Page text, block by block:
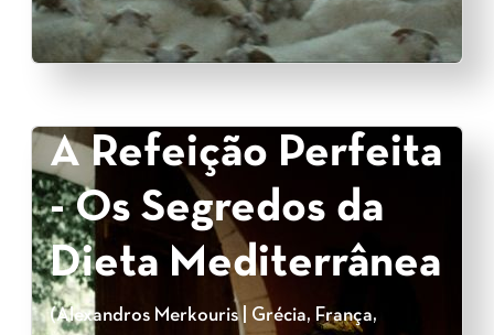
A Refeição Perfeita
- Os Segredos da
Dieta Mediterrânea
(Alexandros Merkouris | Grécia, França,